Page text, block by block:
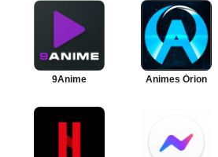
9Anime Animes Órion